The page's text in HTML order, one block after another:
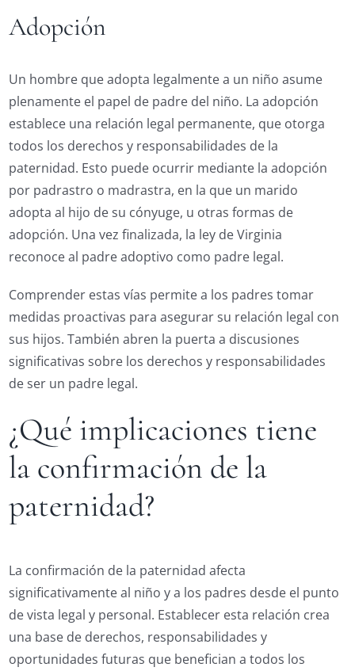
Adopción
Un hombre que adopta legalmente a un niño asume
plenamente el papel de padre del niño. La adopción
establece una relación legal permanente, que otorga
todos los derechos y responsabilidades de la
paternidad. Esto puede ocurrir mediante la adopción
por padrastro o madrastra, en la que un marido
adopta al hijo de su cónyuge, u otras formas de
adopción. Una vez finalizada, la ley de Virginia
reconoce al padre adoptivo como padre legal.
Comprender estas vías permite a los padres tomar
medidas proactivas para asegurar su relación legal con
sus hijos. También abren la puerta a discusiones
significativas sobre los derechos y responsabilidades
de ser un padre legal.
¿Qué implicaciones tiene
la confirmación de la
paternidad?
La confirmación de la paternidad afecta
significativamente al niño y a los padres desde el punto
de vista legal y personal. Establecer esta relación crea
una base de derechos, responsabilidades y
oportunidades futuras que benefician a todos los